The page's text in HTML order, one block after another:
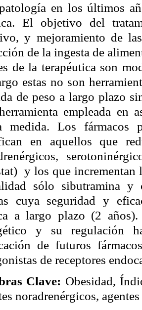
en los últimos
El objetivo del
y mejoramiento de
de la ingesta de
de la terapéutica son
estas no son
de peso a largo plazo
empleada en
medida. Los fármacos
en aquellos que
y los que incrementan
sólo sibutramina
cuya seguridad y
a largo plazo (2
y su regulación
de futuros fármacos
de receptores
Clave: Obesidad,
noradrenérgicos,